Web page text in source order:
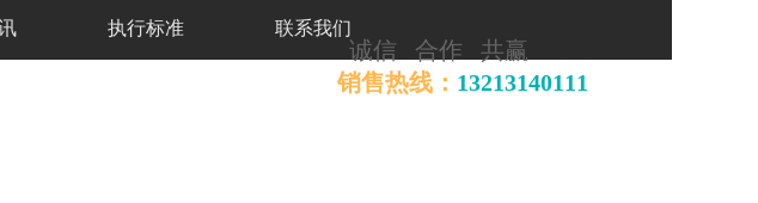
执行标准 联系我们
诚信 合作 共赢
销售热线： 13213140111